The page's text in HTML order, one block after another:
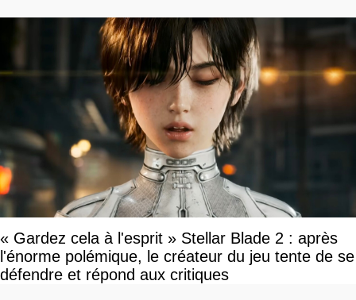
« Gardez cela à l'esprit » Stellar Blade 2 : après
l'énorme polémique, le créateur du jeu tente de se
défendre et répond aux critiques